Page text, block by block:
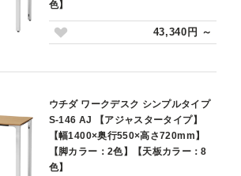
色】
43,340円 ～
ウチダ ワークデスク シンプルタイプ
S-146 AJ 【アジャスタータイプ】
【幅1400×奥行550×高さ720mm】
【脚カラー：2色】【天板カラー：8
色】